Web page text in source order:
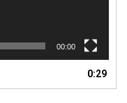
00:00
0:29